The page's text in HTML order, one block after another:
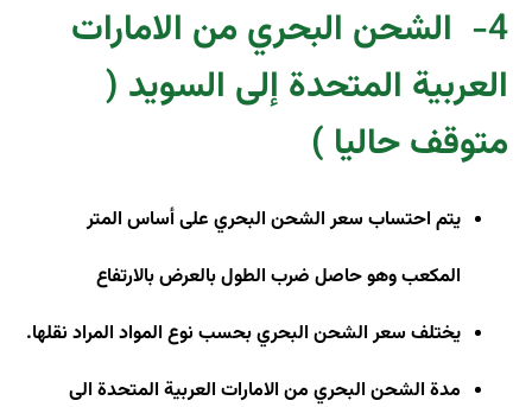
4-
الشحن البحري من الامارات
العربية المتحدة إلى السويد (
متوقف حاليا )
يتم احتساب سعر الشحن البحري على أساس المتر
المكعب وهو حاصل ضرب الطول بالعرض بالارتفاع
يختلف سعر الشحن البحري بحسب نوع المواد المراد نقلها.
مدة الشحن البحري من الامارات العربية المتحدة الى